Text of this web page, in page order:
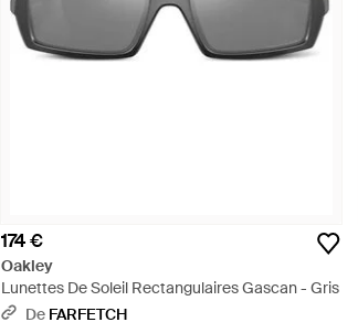
174 €
Oakley
Lunettes De Soleil Rectangulaires Gascan - Gris
De FARFETCH